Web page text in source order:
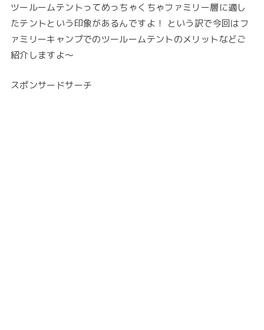
ツールームテントってめっちゃくちゃファミリー層に適し
たテントという印象があるんですよ！ という訳で今回はフ
ァミリーキャンプでのツールームテントのメリットなどご
紹介しますよ〜
スポンサードサーチ